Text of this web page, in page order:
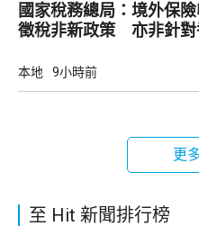
國家稅務總局：境外保
徵稅非新政策 亦非針對
本地 9小時前
更
至 Hit 新聞排行榜